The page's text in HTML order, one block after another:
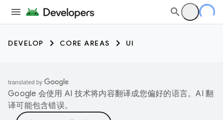
DEVELOP CORE AREAS UI
Google 会使用 AI 技术将内容翻译成您偏好的语言。AI 翻
译可能包含错误。